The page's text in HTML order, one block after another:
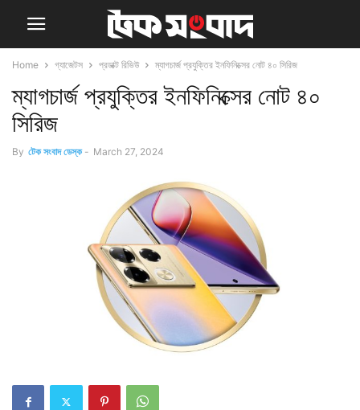
Home গ্যাজেটস প্রডাক্ট রিভিউ ম্যাগচার্জ প্রযুক্তির ইনফিনিক্সের নোট ৪০ সিরিজ
ম্যাগচার্জ প্রযুক্তির ইনফিনিক্সের নোট ৪০
সিরিজ
By টেক সংবাদ ডেস্ক - March 27, 2024